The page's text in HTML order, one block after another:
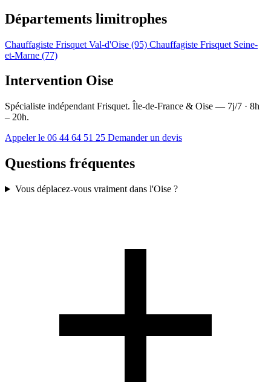
Départements limitrophes
Chauffagiste Frisquet Val-d'Oise (95) Chauffagiste Frisquet Seine-
et-Marne (77)
Intervention Oise
Spécialiste indépendant Frisquet. Île-de-France & Oise — 7j/7 · 8h
– 20h.
Appeler le 06 44 64 51 25 Demander un devis
Questions fréquentes
Vous déplacez-vous vraiment dans l'Oise ?